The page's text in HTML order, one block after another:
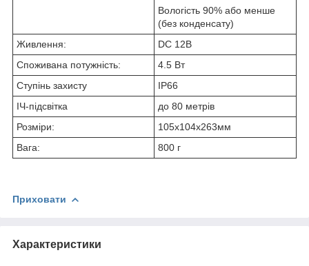
Вологість 90% або менше
(без конденсату)
Живлення:
DC 12В
Споживана потужність:
4.5 Вт
Ступінь захисту
IP66
ІЧ-підсвітка
до 80 метрів
Розміри:
105х104x263мм
Вага:
800 г
Приховати
Характеристики